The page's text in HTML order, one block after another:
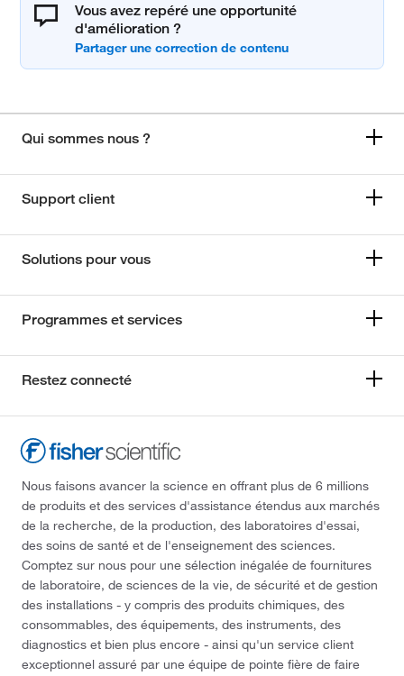
Vous avez repéré une opportunité
d'amélioration ?
Qui sommes nous ?
Support client
Solutions pour vous
Programmes et services
Restez connecté
Nous faisons avancer la science en offrant plus de 6 millions
de produits et des services d'assistance étendus aux marchés
de la recherche, de la production, des laboratoires d'essai,
des soins de santé et de l'enseignement des sciences.
Comptez sur nous pour une sélection inégalée de fournitures
de laboratoire, de sciences de la vie, de sécurité et de gestion
des installations - y compris des produits chimiques, des
consommables, des équipements, des instruments, des
diagnostics et bien plus encore - ainsi qu'un service client
exceptionnel assuré par une équipe de pointe fière de faire